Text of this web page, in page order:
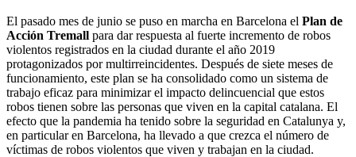
El pasado mes de junio se puso en marcha en Barcelona el Plan de
Acción Tremall para dar respuesta al fuerte incremento de robos
violentos registrados en la ciudad durante el año 2019
protagonizados por multirreincidentes. Después de siete meses de
funcionamiento, este plan se ha consolidado como un sistema de
trabajo eficaz para minimizar el impacto delincuencial que estos
robos tienen sobre las personas que viven en la capital catalana. El
efecto que la pandemia ha tenido sobre la seguridad en Catalunya y,
en particular en Barcelona, ​​ha llevado a que crezca el número de
víctimas de robos violentos que viven y trabajan en la ciudad.